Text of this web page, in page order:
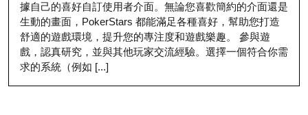
據自己的喜好自訂使用者介面。無論您喜歡簡約的介面還是
生動的畫面，PokerStars 都能滿足各種喜好，幫助您打造
舒適的遊戲環境，提升您的專注度和遊戲樂趣。 參與遊
戲，認真研究，並與其他玩家交流經驗。選擇一個符合你需
求的系統（例如 [...]